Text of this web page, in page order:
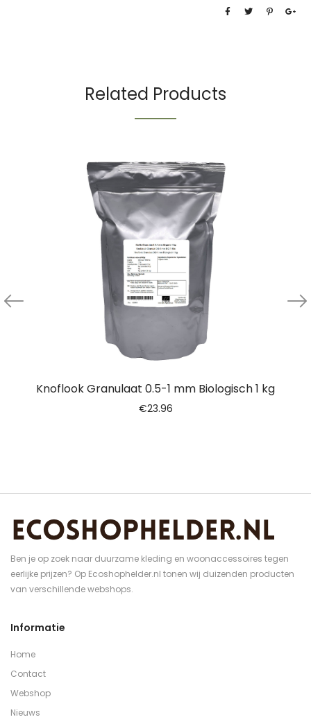
Related Products
Knoflook Granulaat 0.5-1 mm Biologisch 1 kg
€23.96
Ben je op zoek naar duurzame kleding en woonaccessoires tegen
eerlijke prijzen? Op Ecoshophelder.nl tonen wij duizenden producten
van verschillende webshops.
Informatie
Home
Contact
Webshop
Nieuws